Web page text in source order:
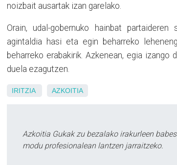
noizbait ausartak izan garelako.
Orain, udal-gobernuko hainbat
agintaldia hasi eta egin beharreko
beharreko erabakirik. Azkenean, egia
duela ezagutzen.
IRITZIA AZKOITIA
Azkoitia Gukak zu bezalako irakurleen
modu profesionalean lantzen jarraitzeko.